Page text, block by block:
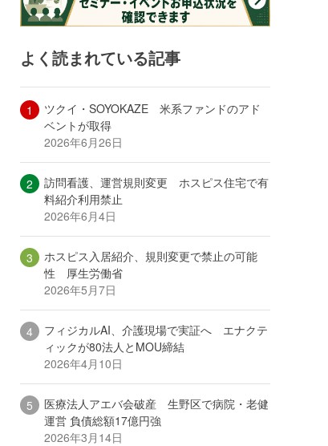
よく読まれている記事
ツクイ・SOYOKAZE 米系ファンドのアド
ベントが取得
2026年6月26日
訪問看護、運営規則変更 ホスピス住宅で有
料紹介利用禁止
2026年6月4日
ホスピス入居紹介、規則変更で禁止の可能
性 厚生労働省
2026年5月7日
フィジカルAI、介護現場で実証へ エナクテ
ィックが80法人とMOU締結
2026年4月10日
医療法人アエバ会破産 生野区で病院・老健
運営 負債総額17億円強
2026年3月14日